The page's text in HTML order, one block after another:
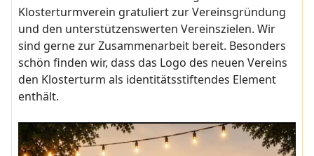
Klosterturmverein gratuliert zur Vereinsgründung
und den unterstützenswerten Vereinszielen. Wir
sind gerne zur Zusammenarbeit bereit. Besonders
schön finden wir, dass das Logo des neuen Vereins
den Klosterturm als identitätsstiftendes Element
enthält.